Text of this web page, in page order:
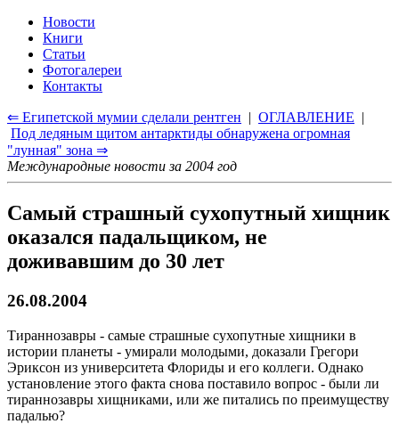
Новости
Книги
Статьи
Фотогалереи
Контакты
⇐ Египетской мумии сделали рентген | ОГЛАВЛЕНИЕ |
Под ледяным щитом антарктиды обнаружена огромная
"лунная" зона ⇒
Международные новости за 2004 год
Самый страшный сухопутный хищник
оказался падальщиком, не
доживавшим до 30 лет
26.08.2004
Тираннозавры - самые страшные сухопутные хищники в
истории планеты - умирали молодыми, доказали Грегори
Эриксон из университета Флориды и его коллеги. Однако
установление этого факта снова поставило вопрос - были ли
тираннозавры хищниками, или же питались по преимуществу
падалью?